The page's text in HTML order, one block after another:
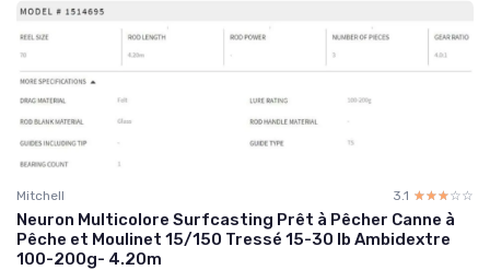
Mitchell 3.1 ☆☆☆☆☆
★★★★★
Neuron Multicolore Surfcasting Prêt à Pêcher Canne à
Pêche et Moulinet 15/150 Tressé 15-30 lb Ambidextre
100-200g- 4.20m